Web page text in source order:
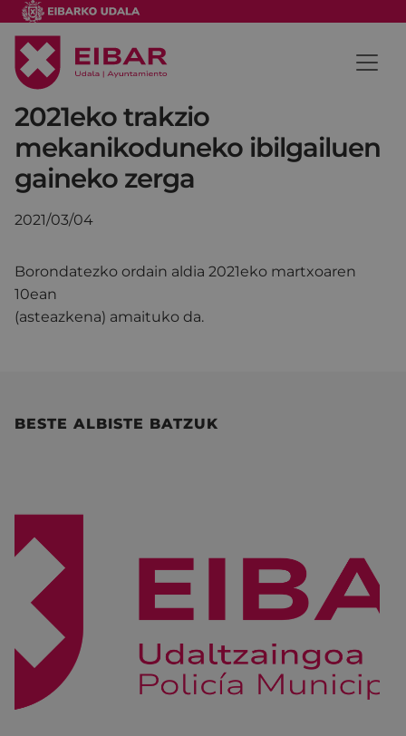
2021eko trakzio
mekanikoduneko ibilgailuen
gaineko zerga
2021/03/04
Borondatezko ordain aldia 2021eko martxoaren
10ean
(asteazkena) amaituko da.
BESTE ALBISTE BATZUK